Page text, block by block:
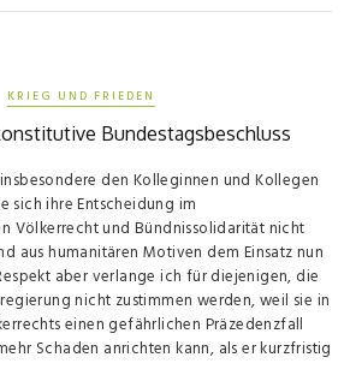
KRIEG UND FRIEDEN
Bundestagsbeschluss
den Kolleginnen und Kollegen
sich ihre Entscheidung im
Völkerrecht und Bündnissolidarität nicht
aus humanitären Motiven dem Einsatz nun
aber verlange ich für diejenigen, die
nicht zustimmen werden, weil sie in
einen gefährlichen Präzedenzfall
Schaden anrichten kann, als er kurzfristig